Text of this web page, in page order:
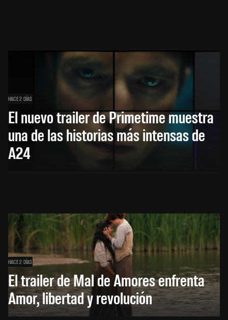
HACE 2 DÍAS
El nuevo trailer de Primetime muestra
una de las historias más intensas de
A24
HACE 2 DÍAS
El trailer de Mal de Amores enfrenta
Amor, libertad y revolución